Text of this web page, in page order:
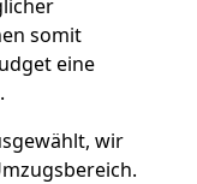
somit
eine
wir